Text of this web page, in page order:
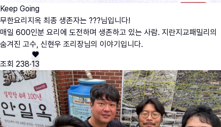
Keep Going
무한요리지옥 최종 생존자는 ???님입니다!
매일 600인분 요리에 도전하며 생존하고 있는 사람. 지란지교패밀리의
숨겨진 고수, 신현우 조리장님의 이야기입니다.
조회 238·13